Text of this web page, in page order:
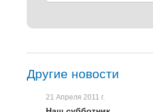
Другие новости
21 Апреля 2011 г.